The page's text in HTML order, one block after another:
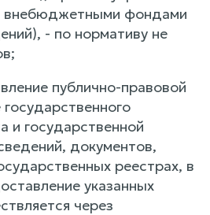
внебюджетными фондами
- по нормативу не
публично-правовой
и государственной
документов,
реестрах, в
указанных
через